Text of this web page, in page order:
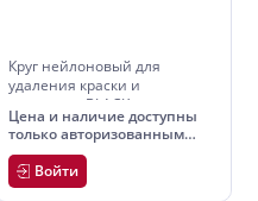
Круг нейлоновый для
удаления краски и
ржавчины BLACK
Цена и наличие доступны
только авторизованным
пользователям
Войти